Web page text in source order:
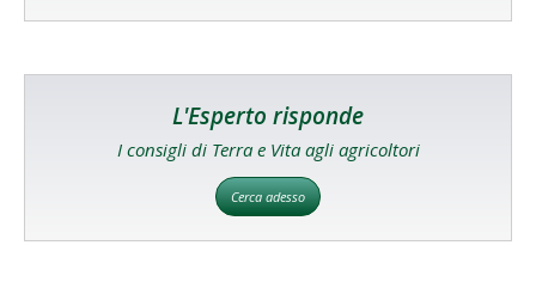
L'Esperto risponde
I consigli di Terra e Vita agli agricoltori
Cerca adesso